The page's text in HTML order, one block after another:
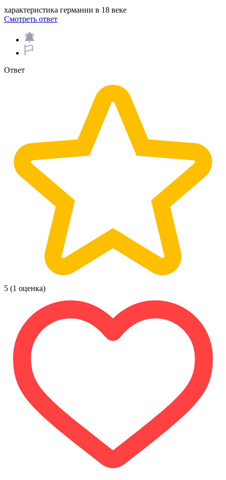
характеристика германии в 18 веке​
Смотреть ответ
Ответ
5 (1 оценка)